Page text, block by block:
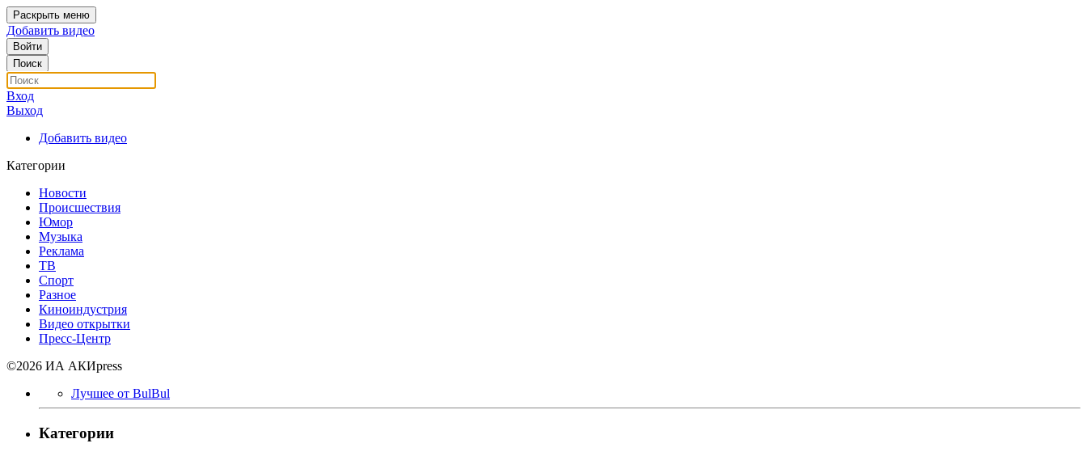
Раскрыть меню
Добавить видео
Войти
Поиск
Вход
Выход
Добавить видео
Категории
Новости
Происшествия
Юмор
Музыка
Реклама
ТВ
Спорт
Разное
Киноиндустрия
Видео открытки
Пресс-Центр
©2026 ИА АКИpress
Лучшее от BulBul
Категории